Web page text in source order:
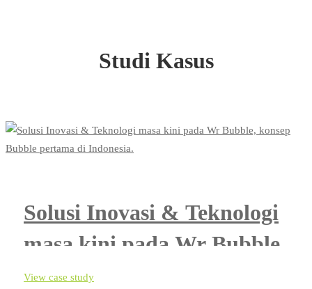
Studi Kasus
Solusi Inovasi & Teknologi
masa kini pada Wr Bubble,
konsep Bubble pertama di
View case study